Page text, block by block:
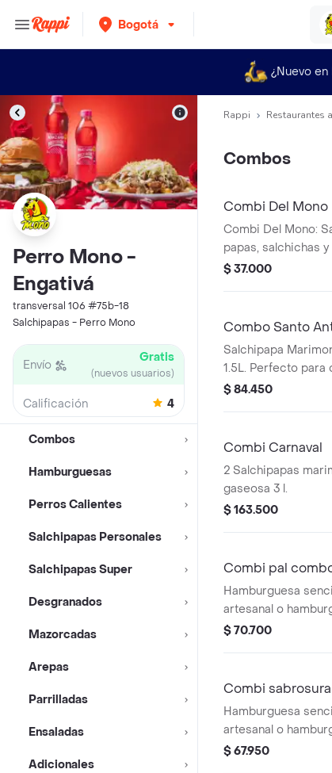
Bogotá
¿Nuevo en
Perro Mono -
Engativá
transversal 106 #75b-18
Salchipapas - Perro Mono
Envío Gratis
(nuevos usuarios)
Calificación 4
Combos
Hamburguesas
Perros Calientes
Salchipapas Personales
Salchipapas Super
Desgranados
Mazorcadas
Arepas
Parrilladas
Ensaladas
Adicionales
Rappi Restaurantes
Combos
Combi Del Mono
Combi Del Mono:
papas, salchichas
de una gaseosa
$ 37.000
Combo Santo
Salchipapa
1.5L. Perfecto
personas.
$ 84.450
Combi Carnaval
2 Salchipapas
gaseosa 3 l.
$ 163.500
Combi pal
Hamburguesa
artesanal o
en pan artesanal +
$ 70.700
Combi sabrosura
Hamburguesa
artesanal o
en pan artesanal +
$ 67.950